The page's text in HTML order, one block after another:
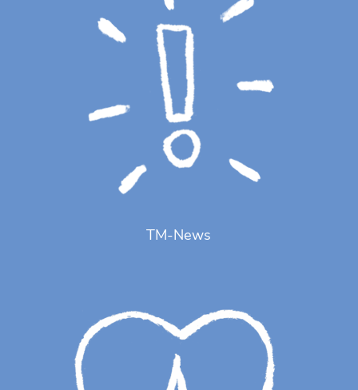
TM-News